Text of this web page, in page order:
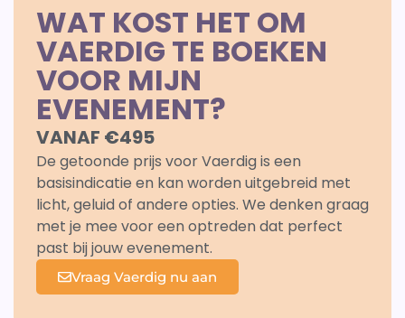
WAT KOST HET OM
VAERDIG TE BOEKEN
VOOR MIJN
EVENEMENT?
VANAF €495
De getoonde prijs voor Vaerdig is een
basisindicatie en kan worden uitgebreid met
licht, geluid of andere opties. We denken graag
met je mee voor een optreden dat perfect
past bij jouw evenement.
Vraag Vaerdig nu aan